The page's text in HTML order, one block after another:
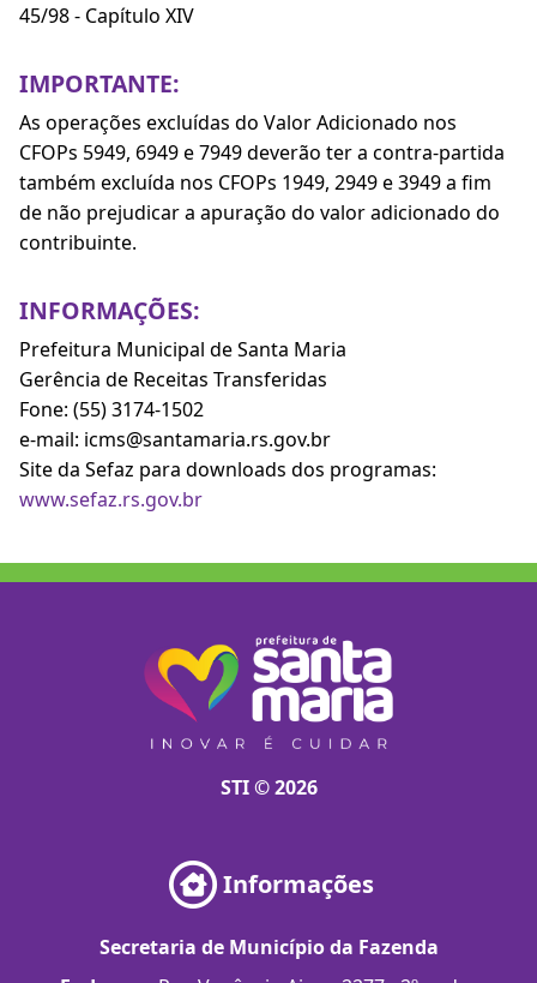
45/98 - Capítulo XIV
IMPORTANTE:
As operações excluídas do Valor Adicionado nos
CFOPs 5949, 6949 e 7949 deverão ter a contra-partida
também excluída nos CFOPs 1949, 2949 e 3949 a fim
de não prejudicar a apuração do valor adicionado do
contribuinte.
INFORMAÇÕES:
Prefeitura Municipal de Santa Maria
Gerência de Receitas Transferidas
Fone: (55) 3174-1502
e-mail: icms@santamaria.rs.gov.br
Site da Sefaz para downloads dos programas:
www.sefaz.rs.gov.br
STI © 2026
Informações
Secretaria de Município da Fazenda